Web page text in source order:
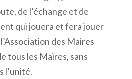
de l’échange et de
qui jouera et fera jouer
des Maires
tous les Maires, sans
l’unité.